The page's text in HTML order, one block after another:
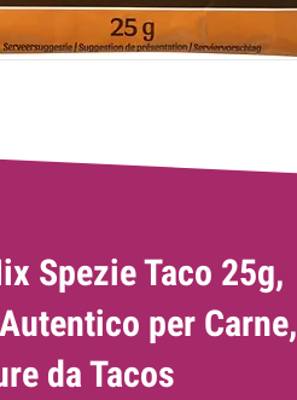
Spezie Taco 25g,
per Carne,
da Tacos